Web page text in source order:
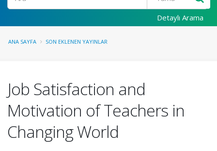
Detaylı Arama
ANA SAYFA SON EKLENEN YAYINLAR
Job Satisfaction and
Motivation of Teachers in
Changing World